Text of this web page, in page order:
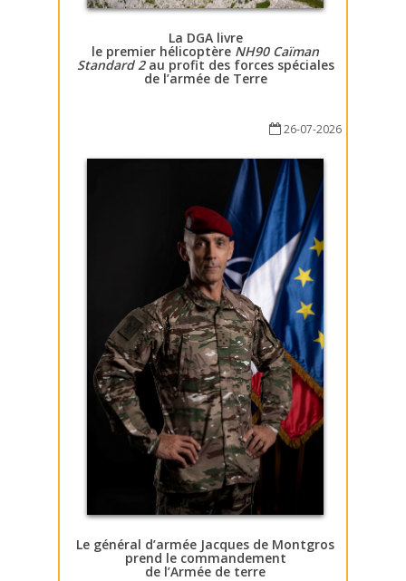
La DGA livre
le premier hélicoptère NH90 Caïman
Standard 2au profit des forces spéciales
de l’armée de Terre
26-07-2026
Le général d’armée Jacques de Montgros
prend le commandement
de l’Armée de terre